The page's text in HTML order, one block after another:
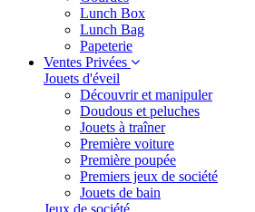
Lunch Box
Lunch Bag
Papeterie
Ventes Privées
Jouets d'éveil
Découvrir et manipuler
Doudous et peluches
Jouets à traîner
Première voiture
Première poupée
Premiers jeux de société
Jouets de bain
Jeux de société